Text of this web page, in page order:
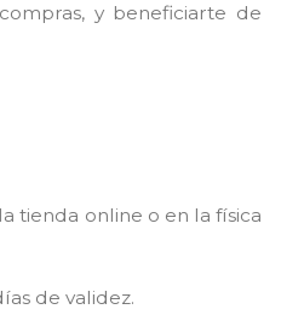
y beneficiarte de
tienda online o en la física
de validez.